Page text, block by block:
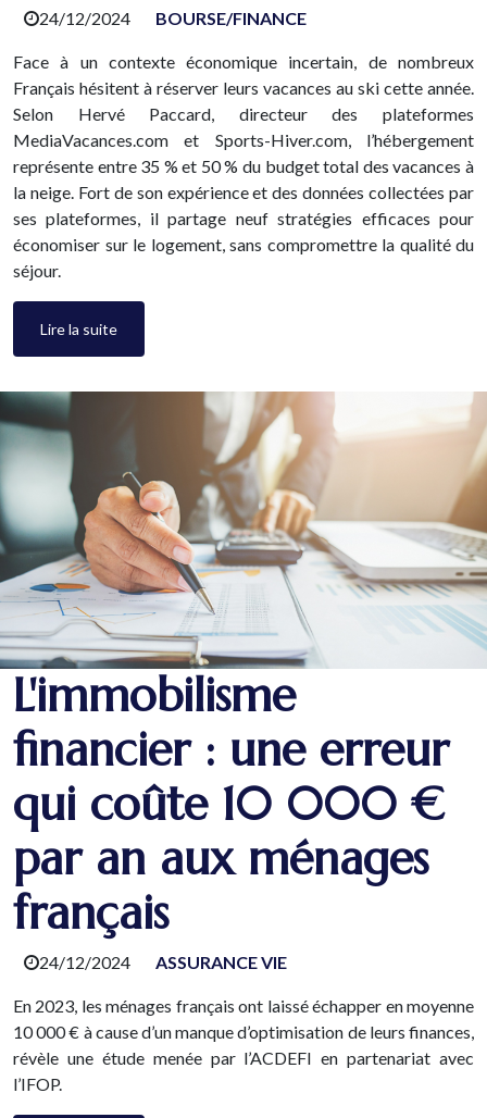
24/12/2024 BOURSE/FINANCE
Face à un contexte économique incertain, de nombreux
Français hésitent à réserver leurs vacances au ski cette année.
Selon Hervé Paccard, directeur des plateformes
MediaVacances.com et Sports-Hiver.com, l’hébergement
représente entre 35 % et 50 % du budget total des vacances à
la neige. Fort de son expérience et des données collectées par
ses plateformes, il partage neuf stratégies efficaces pour
économiser sur le logement, sans compromettre la qualité du
séjour.
Lire la suite
L'immobilisme
financier : une erreur
qui coûte 10 000 €
par an aux ménages
français
24/12/2024 ASSURANCE VIE
En 2023, les ménages français ont laissé échapper en moyenne
10 000 € à cause d’un manque d’optimisation de leurs finances,
révèle une étude menée par l’ACDEFI en partenariat avec
l’IFOP.